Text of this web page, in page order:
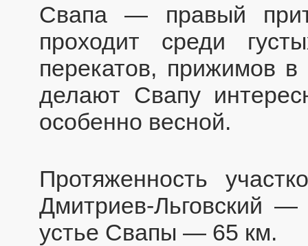
Свапа — правый
проходит среди
перекатов, прижимов
делают Свапу
особенно весной.
Протяженность
Дмитриев-Льговский
устье Свапы — 65 км.